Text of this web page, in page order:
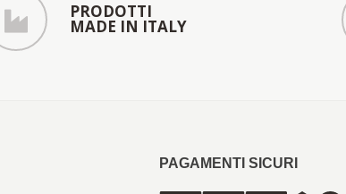
PRODOTTI
MADE IN ITALY
PAGAMENTI SICURI